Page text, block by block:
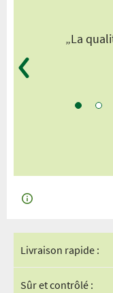
„La
Livraison rapide :
Sûr et contrôlé :